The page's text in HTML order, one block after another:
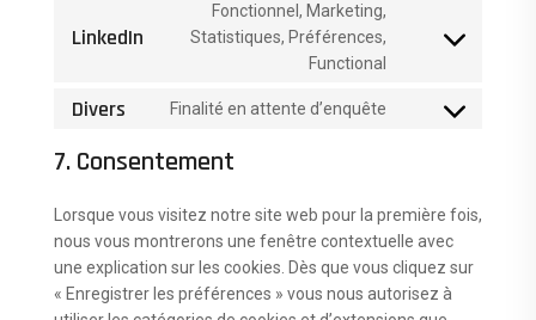
facebook
LinkedIn
Fonctionnel, Marketing,
Statistiques, Préférences,
Functional
Consent
linkedin
Divers Finalité en attente d’enquête
Consent
7. Consentement
Lorsque vous visitez notre site web pour la première fois,
nous vous montrerons une fenêtre contextuelle avec
une explication sur les cookies. Dès que vous cliquez sur
« Enregistrer les préférences » vous nous autorisez à